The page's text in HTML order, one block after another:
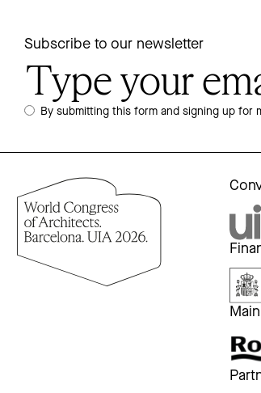
Subscribe to our newsletter
By submitting this form and signing up for